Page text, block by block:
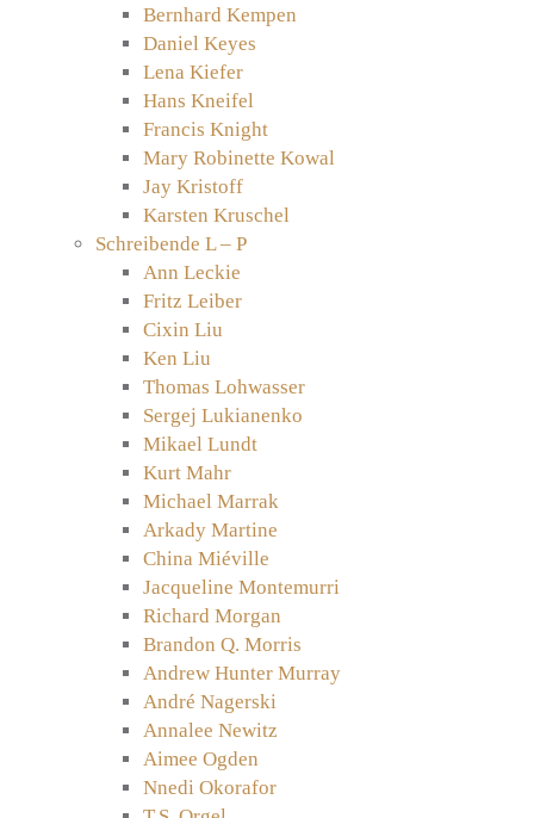
Bernhard Kempen
Daniel Keyes
Lena Kiefer
Hans Kneifel
Francis Knight
Mary Robinette Kowal
Jay Kristoff
Karsten Kruschel
Schreibende L – P
Ann Leckie
Fritz Leiber
Cixin Liu
Ken Liu
Thomas Lohwasser
Sergej Lukianenko
Mikael Lundt
Kurt Mahr
Michael Marrak
Arkady Martine
China Miéville
Jacqueline Montemurri
Richard Morgan
Brandon Q. Morris
Andrew Hunter Murray
André Nagerski
Annalee Newitz
Aimee Ogden
Nnedi Okorafor